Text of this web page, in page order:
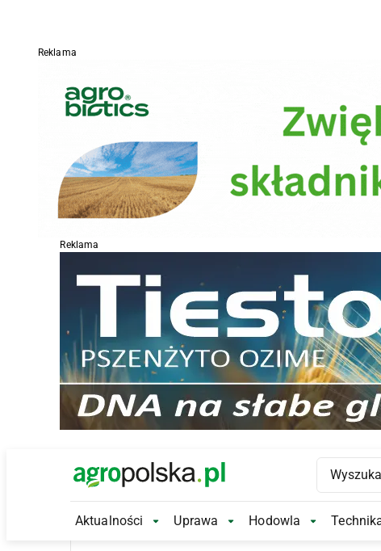
Reklama
Reklama
Main Logo
Aktualności Aktualności Submenu
Uprawa Uprawa Submenu
Hodowla Hodowla